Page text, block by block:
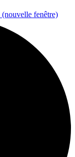
(nouvelle fenêtre)